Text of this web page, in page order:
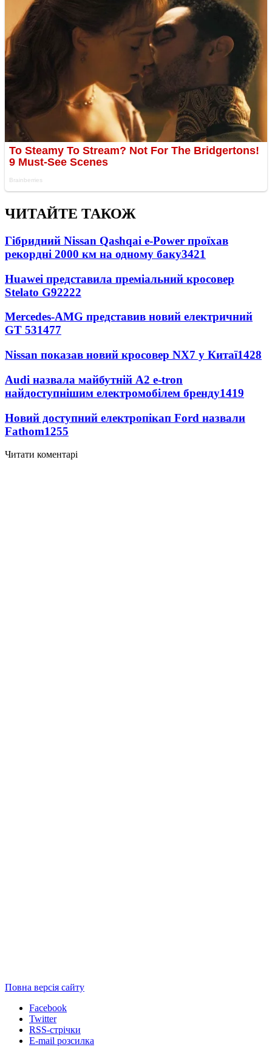
ЧИТАЙТЕ ТАКОЖ
Гібридний Nissan Qashqai e-Power проїхав
рекордні 2000 км на одному баку3421
Huawei представила преміальний кросовер
Stelato G92222
Mercedes-AMG представив новий електричний
GT 531477
Nissan показав новий кросовер NX7 у Китаї1428
Audi назвала майбутній A2 e-tron
найдоступнішим електромобілем бренду1419
Новий доступний електропікап Ford назвали
Fathom1255
Читати коментарі
Повна версія сайту
Facebook
Twitter
RSS-стрічки
E-mail розсилка